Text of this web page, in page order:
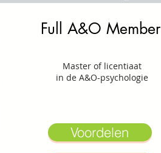
Full A&O Member
Master of licentiaat
in de A&O-psychologie
Voordelen